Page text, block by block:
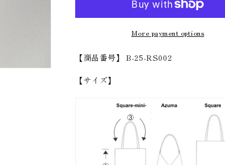
More payment options
【商品番号】 B-25-RS002
【サイズ】